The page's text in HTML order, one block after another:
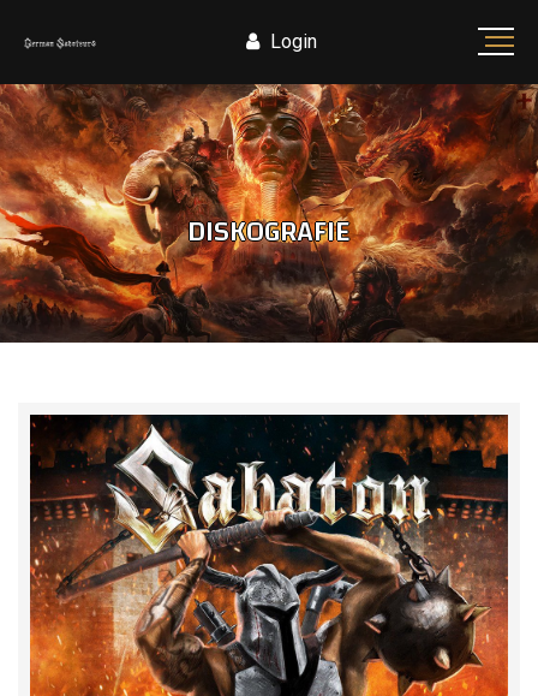
Login
DISKOGRAFIE